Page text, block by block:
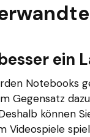
ein
Notebooks
Gegensatz
können
Videospiele